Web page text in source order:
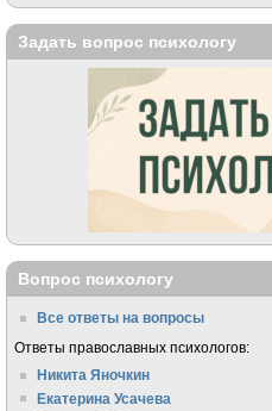
Задать вопрос психологу
Вопрос психологу
Все ответы на вопросы
Ответы православных психологов:
Никита Яночкин
Екатерина Усачева